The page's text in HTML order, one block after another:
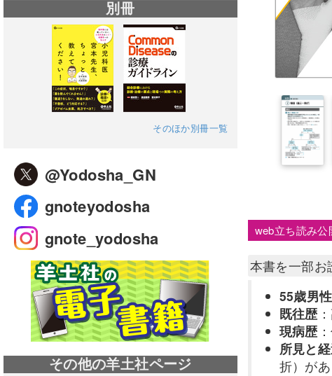
web立ち読み公
本書を一部お
55歳男性
既往歴
現病歴
所見と
折）が
別冊
そのほか別冊一覧
@Yodosha_GN
gnoteyodosha
gnote_yodosha
その他の羊土社ページ